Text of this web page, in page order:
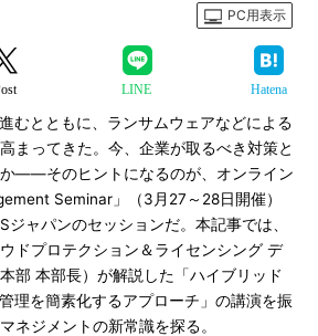
PC用表示
LINE Hatena
むとともに、ランサムウェアなどによる
まってきた。今、企業が取るべき対策と
――そのヒントになるのが、オンライン
Seminar」（3月27～28日開催）
ジャパンのセッションだ。本記事では、
ドプロテクション＆ライセンシング デ
部 本部長）が解説した「ハイブリッド
理を簡素化するアプローチ」の講演を振
ネジメントの新常識を探る。